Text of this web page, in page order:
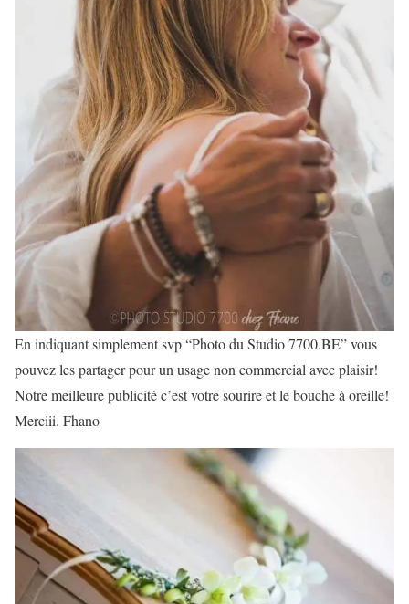
En indiquant simplement svp “Photo du Studio 7700.BE” vous
pouvez les partager pour un usage non commercial avec plaisir!
Notre meilleure publicité c’est votre sourire et le bouche à oreille!
Merciii. Fhano